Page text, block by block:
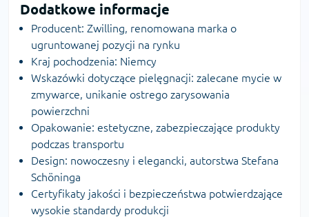
Dodatkowe informacje
Producent: Zwilling, renomowana marka o
ugruntowanej pozycji na rynku
Kraj pochodzenia: Niemcy
Wskazówki dotyczące pielęgnacji: zalecane mycie w
zmywarce, unikanie ostrego zarysowania
powierzchni
Opakowanie: estetyczne, zabezpieczające produkty
podczas transportu
Design: nowoczesny i elegancki, autorstwa Stefana
Schöninga
Certyfikaty jakości i bezpieczeństwa potwierdzające
wysokie standardy produkcji